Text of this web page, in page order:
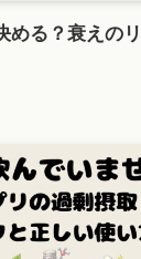
める？衰えの